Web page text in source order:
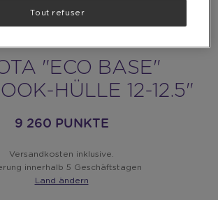
"ECO BASE"
HÜLLE 12-12.5"
9 260 PUNKTE
Versandkosten inklusive.
innerhalb 5 Geschäftstagen
Land ändern
Tout refuser